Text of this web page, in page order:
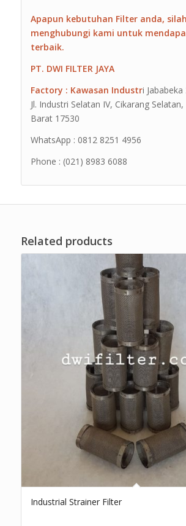
Apapun kebutuhan Filter anda,
menghubungi kami untuk
terbaik.
PT. DWI FILTER JAYA
Factory : Kawasan Industri Jababeka
Jl. Industri Selatan IV, Cikarang
Barat 17530
WhatsApp : 0812 8251 4956
Phone : (021) 8983 6088
Related products
Industrial Strainer Filter